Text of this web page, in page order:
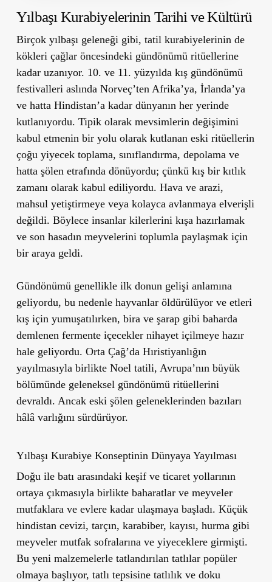
Yılbaşı Kurabiyelerinin Tarihi ve Kültürü
Birçok yılbaşı geleneği gibi, tatil kurabiyelerinin de
kökleri çağlar öncesindeki gündönümü ritüellerine
kadar uzanıyor. 10. ve 11. yüzyılda kış gündönümü
festivalleri aslında Norveç’ten Afrika’ya, İrlanda’ya
ve hatta Hindistan’a kadar dünyanın her yerinde
kutlanıyordu. Tipik olarak mevsimlerin değişimini
kabul etmenin bir yolu olarak kutlanan eski ritüellerin
çoğu yiyecek toplama, sınıflandırma, depolama ve
hatta şölen etrafında dönüyordu; çünkü kış bir kıtlık
zamanı olarak kabul ediliyordu. Hava ve arazi,
mahsul yetiştirmeye veya kolayca avlanmaya elverişli
değildi. Böylece insanlar kilerlerini kışa hazırlamak
ve son hasadın meyvelerini toplumla paylaşmak için
bir araya geldi.
Gündönümü genellikle ilk donun gelişi anlamına
geliyordu, bu nedenle hayvanlar öldürülüyor ve etleri
kış için yumuşatılırken, bira ve şarap gibi baharda
demlenen fermente içecekler nihayet içilmeye hazır
hale geliyordu. Orta Çağ’da Hıristiyanlığın
yayılmasıyla birlikte Noel tatili, Avrupa’nın büyük
bölümünde geleneksel gündönümü ritüellerini
devraldı. Ancak eski şölen geleneklerinden bazıları
hâlâ varlığını sürdürüyor.
Yılbaşı Kurabiye Konseptinin Dünyaya Yayılması
Doğu ile batı arasındaki keşif ve ticaret yollarının
ortaya çıkmasıyla birlikte baharatlar ve meyveler
mutfaklara ve evlere kadar ulaşmaya başladı. Küçük
hindistan cevizi, tarçın, karabiber, kayısı, hurma gibi
meyveler mutfak sofralarına ve yiyeceklere girmişti.
Bu yeni malzemelerle tatlandırılan tatlılar popüler
olmaya başlıyor, tatlı tepsisine tatlılık ve doku